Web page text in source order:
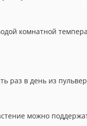
комнатной
раз в день из
можно